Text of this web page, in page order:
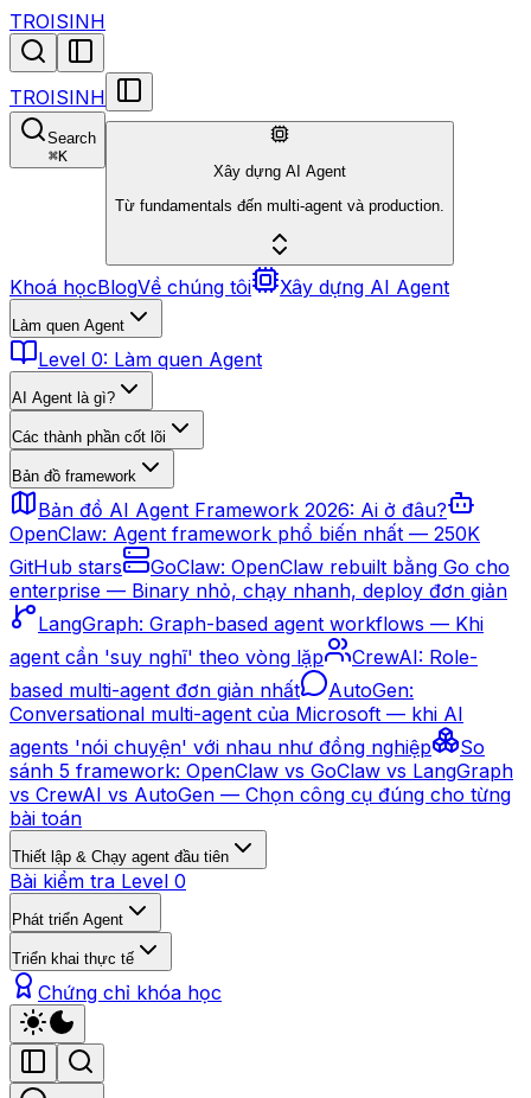
TROISINH
TROISINH
Search
⌘K
Xây dựng AI Agent
Từ fundamentals đến multi-agent và production.
Khoá họcBlogVề chúng tôi Xây dựng AI Agent
Làm quen Agent
Level 0: Làm quen Agent
AI Agent là gì?
Các thành phần cốt lõi
Bản đồ framework
Bản đồ AI Agent Framework 2026: Ai ở đâu?
OpenClaw: Agent framework phổ biến nhất — 250K
GitHub stars
GoClaw: OpenClaw rebuilt bằng Go cho
enterprise — Binary nhỏ, chạy nhanh, deploy đơn giản
LangGraph: Graph-based agent workflows — Khi
agent cần 'suy nghĩ' theo vòng lặp
CrewAI: Role-
based multi-agent đơn giản nhất
AutoGen:
Conversational multi-agent của Microsoft — khi AI
agents 'nói chuyện' với nhau như đồng nghiệp
So
sánh 5 framework: OpenClaw vs GoClaw vs LangGraph
vs CrewAI vs AutoGen — Chọn công cụ đúng cho từng
bài toán
Thiết lập & Chạy agent đầu tiên
Bài kiểm tra Level 0
Phát triển Agent
Triển khai thực tế
Chứng chỉ khóa học